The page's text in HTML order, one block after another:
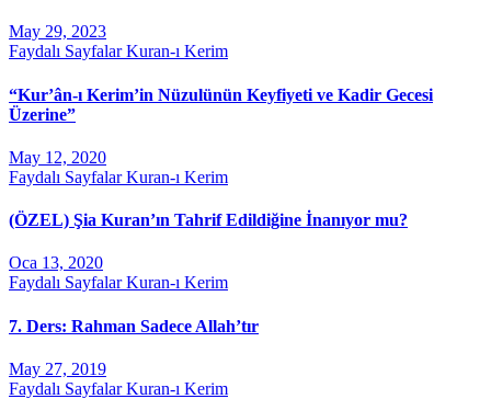
May 29, 2023
Faydalı SayfalarKuran-ı Kerim
“Kur’ân-ı Kerim’in Nüzulünün Keyfiyeti ve Kadir Gecesi
Üzerine”
May 12, 2020
Faydalı SayfalarKuran-ı Kerim
(ÖZEL) Şia Kuran’ın Tahrif Edildiğine İnanıyor mu?
Oca 13, 2020
Faydalı SayfalarKuran-ı Kerim
7. Ders: Rahman Sadece Allah’tır
May 27, 2019
Faydalı SayfalarKuran-ı Kerim